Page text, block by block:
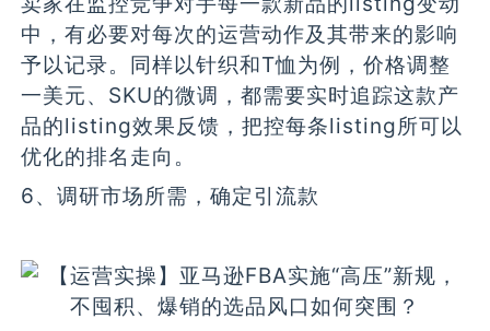
中，有必要对每次的运营动作及其带来的影响
予以记录。同样以针织和T恤为例，价格调整
一美元、SKU的微调，都需要实时追踪这款产
品的listing效果反馈，把控每条listing所可以
优化的排名走向。
6、调研市场所需，确定引流款